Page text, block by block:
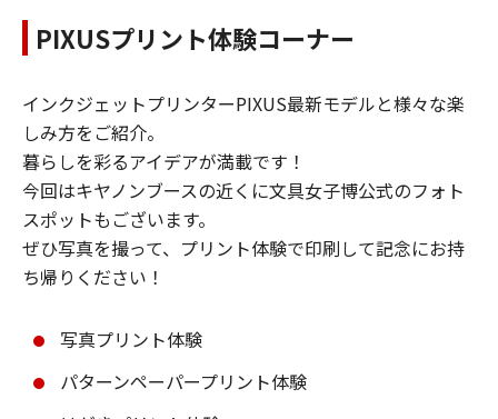
PIXUSプリント体験コーナー
インクジェットプリンターPIXUS最新モデルと様々な楽
しみ方をご紹介。
暮らしを彩るアイデアが満載です！
今回はキヤノンブースの近くに文具女子博公式のフォト
スポットもございます。
ぜひ写真を撮って、プリント体験で印刷して記念にお持
ち帰りください！
写真プリント体験
パターンペーパープリント体験